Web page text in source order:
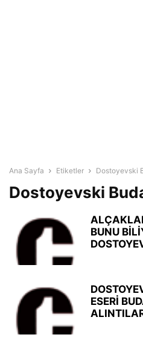
Ana Sayfa Etiketler Dostoyevski
Dostoyevski
BUNU
ESERİ